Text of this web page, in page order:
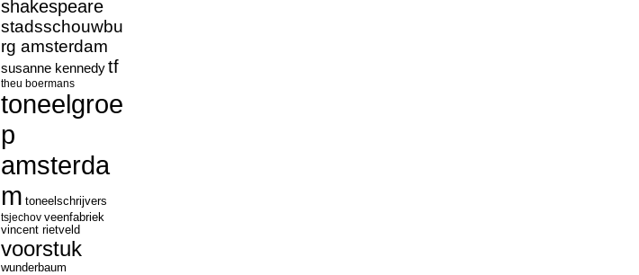
shakespeare
stadsschouwbu
rg amsterdam
susanne kennedytf
theu boermans
toneelgroe
p
amsterda
m toneelschrijvers
tsjechov veenfabriek
vincent rietveld
voorstuk
wunderbaum